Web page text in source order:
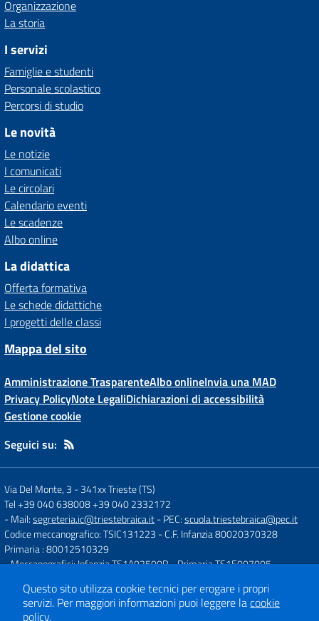
Organizzazione
La storia
I servizi
Famiglie e studenti
Personale scolastico
Percorsi di studio
Le novità
Le notizie
I comunicati
Le circolari
Calendario eventi
Le scadenze
Albo online
La didattica
Offerta formativa
Le schede didattiche
I progetti delle classi
Mappa del sito
Amministrazione TrasparenteAlbo onlineInvia una MAD
Privacy PolicyNote LegaliDichiarazioni di accessibilità
Gestione cookie
Seguici su:
Via Del Monte, 3 -341xx Trieste (TS)
Tel +39 040 638008 +39 040 2332172
- Mail:segreteria.ic@triestebraica.it- PEC:scuola.triestebraica@pec.it
Codice meccanografico: TSIC131223 - C.F. Infanzia 80020370328
Primaria : 80012510329
- Meccanografici: Infanzia TS1A02500R - Primaria TS1E007005
Concept & Design by
Designers Italia
Questo sito utilizza cookie tecnici per erogare i propri
servizi. Per maggiori informazioni puoi leggere lacookie
policy.